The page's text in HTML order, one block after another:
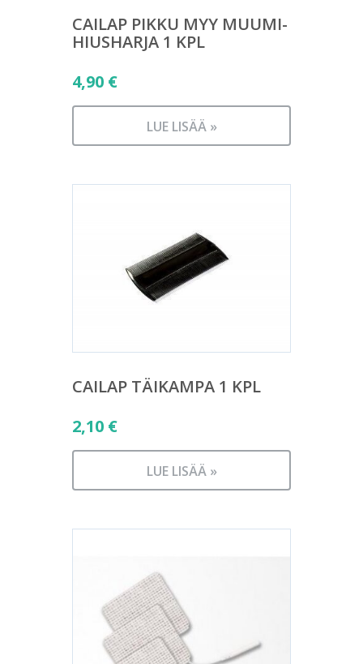
CAILAP PIKKU MYY MUUMI-
HIUSHARJA 1 KPL
4,90 €
LUE LISÄÄ »
CAILAP TÄIKAMPA 1 KPL
2,10 €
LUE LISÄÄ »